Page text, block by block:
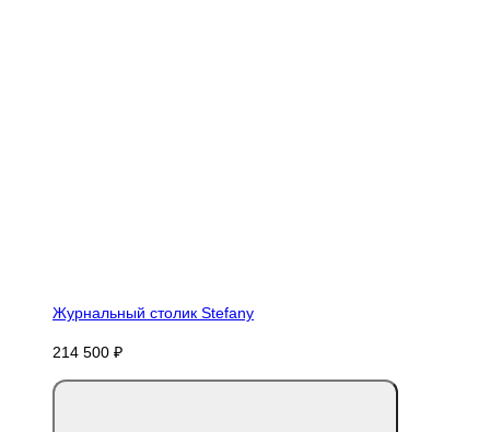
Журнальный столик Stefany
214 500 ₽